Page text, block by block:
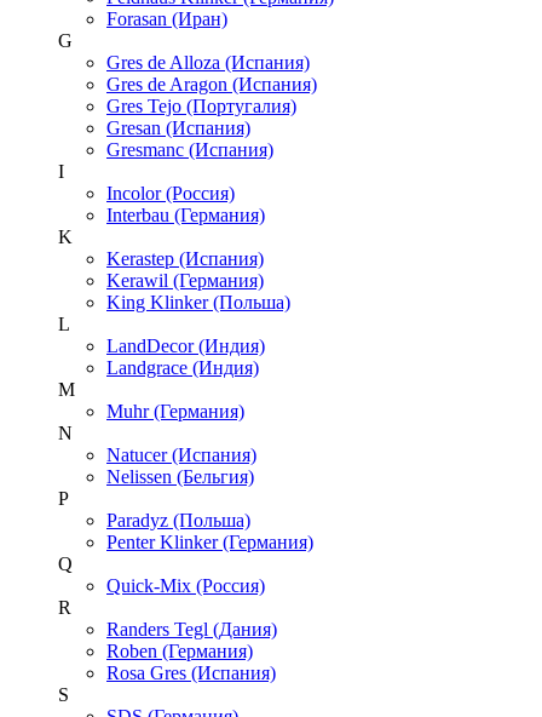
Forasan (Иран)
G
Gres de Alloza (Испания)
Gres de Aragon (Испания)
Gres Tejo (Португалия)
Gresan (Испания)
Gresmanc (Испания)
I
Incolor (Россия)
Interbau (Германия)
K
Kerastep (Испания)
Kerawil (Германия)
King Klinker (Польша)
L
LandDecor (Индия)
Landgrace (Индия)
M
Muhr (Германия)
N
Natucer (Испания)
Nelissen (Бельгия)
P
Paradyz (Польша)
Penter Klinker (Германия)
Q
Quick-Mix (Россия)
R
Randers Tegl (Дания)
Roben (Германия)
Rosa Gres (Испания)
S